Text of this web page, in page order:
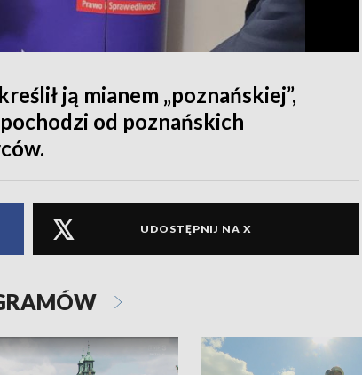
ją mianem „poznańskiej”,
od poznańskich
UDOSTĘPNIJ NA X